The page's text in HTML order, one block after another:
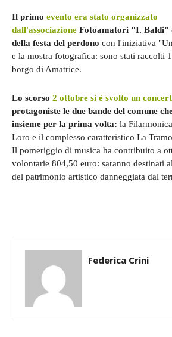
Il primo evento era stato organizzato
dall'associazione Fotoamatori "I. Baldi"
della festa del perdono con l'iniziativa
e la mostra fotografica: sono stati raccolti
borgo di Amatrice.
Lo scorso 2 ottobre si è svolto un
protagoniste le due bande del comune
insieme per la prima volta: la
Loro e il complesso caratteristico La
Il pomeriggio di musica ha contribuito a
volontarie 804,50 euro: saranno destinati
del patrimonio artistico danneggiata dal
Federica Crini